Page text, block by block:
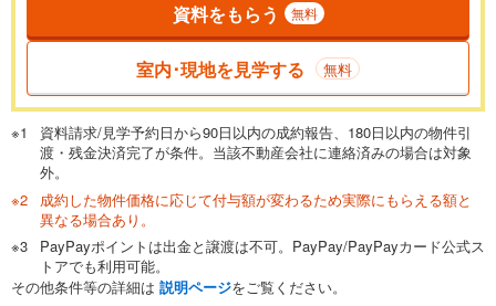
一般的には最長35年まで借り入れ可能です。多くの金融機関
が完済時の年齢は80歳までを条件としています。
閉じる
頭金 万円
0万円 5,490万円
自己資金から住宅購入にかけられる金額を入力してくださ
い。一般的には物件価格の2割までが目安です。
閉じる
ボーナス
万円
資料をもらう 無料
室内･現地を見学する 無料
資料請求/見学予約日から90日以内の成約報告、180日以内の物件引
渡・残金決済完了が条件。当該不動産会社に連絡済みの場合は対象
外。
成約した物件価格に応じて付与額が変わるため実際にもらえる額と
異なる場合あり。
PayPayポイントは出金と譲渡は不可。PayPay/PayPayカード公式ス
トアでも利用可能。
その他条件等の詳細は 説明ページをご覧ください。